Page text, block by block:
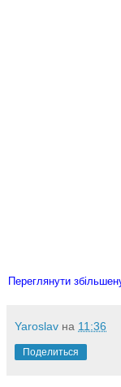
Переглянути
Yaroslav на 11:36
Поделиться